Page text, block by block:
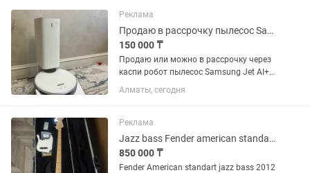
без царапин, сколов и...
Реклама
Продаю в рассрочку пылесос Samsung Jet Bot AI
150 000 ₸
Продаю или можно в рассрочку через
каспи робот пылесос Samsung Jet AI+
Была куплена в Корее 9 мес назад
Знакомая оставила на продажу.
Алматы, сегодня
Реклама
Jazz bass Fender american standart 2012
850 000 ₸
Fender American standart jazz bass 2012